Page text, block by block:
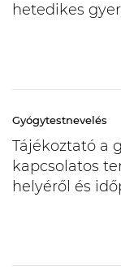
hetedikes
Gyógytestnevelés
Tájékoztató a
kapcsolatos
helyéről és